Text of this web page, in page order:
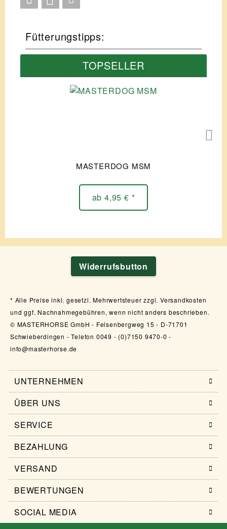
Fütterungstipps:
TOPSELLER
MASTERDOG MSM
ab 4,95 € *
Widerrufsbutton
Alle Preise inkl. gesetzl. Mehrwertsteuer zzgl. Versandkosten
und ggf. Nachnahmegebühren, wenn nicht anders beschrieben.
© MASTERHORSE GmbH - Felsenbergweg 15 - D-71701
Schwieberdingen - Telefon 0049 - (0)7150 9470-0 -
info@masterhorse.de
UNTERNEHMEN
ÜBER UNS
SERVICE
BEZAHLUNG
VERSAND
BEWERTUNGEN
SOCIAL MEDIA